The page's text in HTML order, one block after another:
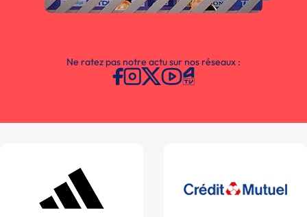
Ne ratez pas notre actu sur nos réseaux :